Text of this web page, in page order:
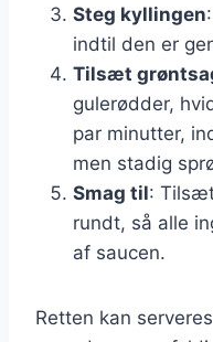
Steg kyllingen
indtil den er
Tilsæt
gulerødder,
par minutter,
men stadig
Smag til:
rundt, så alle
af saucen.
Retten kan